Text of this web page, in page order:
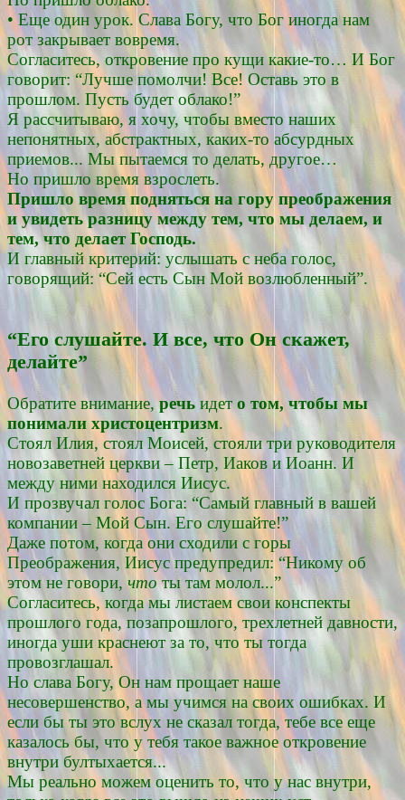
• Еще один урок. Слава Богу, что Бог иногда нам
рот закрывает вовремя.
Согласитесь, откровение про кущи какие-то… И Бог
говорит: “Лучше помолчи! Все! Оставь это в
прошлом. Пусть будет облако!”
Я рассчитываю, я хочу, чтобы вместо наших
непонятных, абстрактных, каких-то абсурдных
приемов... Мы пытаемся то делать, другое…
Но пришло время взрослеть.
Пришло время подняться на гору преображения
и увидеть разницу между тем, что мы делаем, и
тем, что делает Господь.
И главный критерий: услышать с неба голос,
говорящий: “Сей есть Сын Мой возлюбленный”.
“Его слушайте. И все, что Он скажет,
делайте”
Обратите внимание,речьидет о том, чтобы мы
понимали христоцентризм.
Стоял Илия, стоял Моисей, стояли три руководителя
новозаветней церкви – Петр, Иаков и Иоанн. И
между ними находился Иисус.
И прозвучал голос Бога: “Самый главный в вашей
компании – Мой Сын. Его слушайте!”
Даже потом, когда они сходили с горы
Преображения, Иисус предупредил: “Никому об
этом не говори, чтоты там молол...”
Согласитесь, когда мы листаем свои конспекты
прошлого года, позапрошлого, трехлетней давности,
иногда уши краснеют за то, что ты тогда
провозглашал.
Но слава Богу, Он нам прощает наше
несовершенство, а мы учимся на своих ошибках. И
если бы ты это вслух не сказал тогда, тебе все еще
казалось бы, что у тебя такое важное откровение
внутри бултыхается...
Мы реально можем оценить то, что у нас внутри,